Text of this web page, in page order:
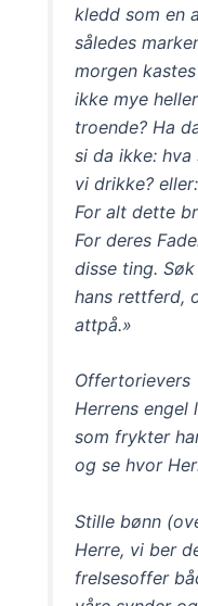
kledd som en
således
morgen
ikke mye
troende? Ha
si da ikke: hva
vi drikke?
For alt dette
For deres
disse ting.
hans rettferd,
attpå.»
Offertorievers
Herrens engel
som frykter
og se hvor
Stille bønn
Herre, vi ber
frelsesoffer